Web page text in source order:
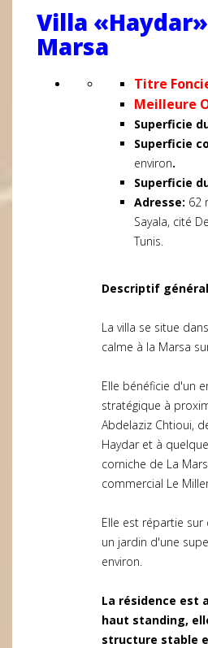
Villa
Marsa
Titre
Meilleure
Superficie
Superficie
environ.
Superficie
Adresse: 62
Sayala, cité
Tunis.
Descriptif
La villa se situe
calme à la Marsa
Elle bénéficie d'un
stratégique à
Abdelaziz Chtioui,
Haydar et à
corniche de La
commercial Le
Elle est répartie sur
un jardin d'une
environ.
La résidence est
haut standing,
structure stable